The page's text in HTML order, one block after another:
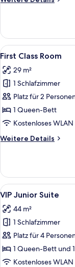
Room
Alle
Fotos
für
First
Class
Room
anzeigen
6
First Class Room
29 m²
1 Schlafzimmer
Platz für 2
1 Queen-Bett
Kostenloses WLAN
Weitere Details
Weitere
Class
Room
Alle
Fotos
für
VIP
Junior
Suite
anzeigen
7
VIP Junior Suite
44 m²
1 Schlafzimmer
Platz für 4
1 Queen-Bett und
Kostenloses WLAN